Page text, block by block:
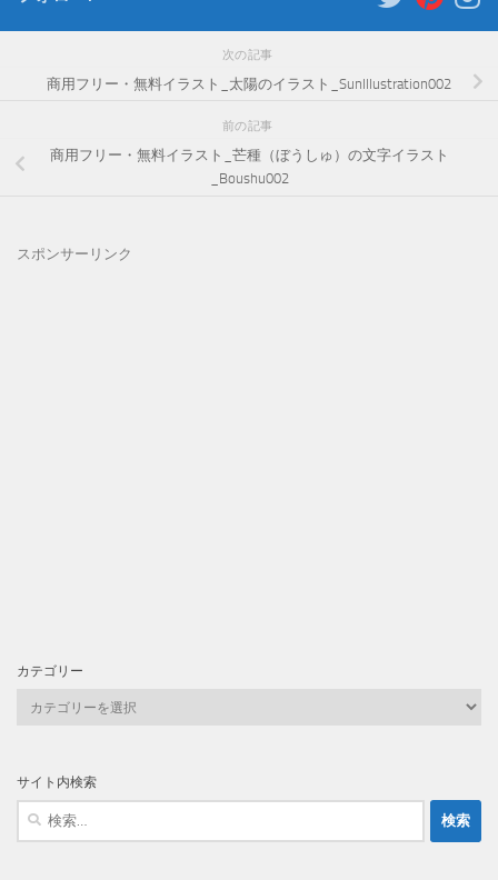
次の記事
商用フリー・無料イラスト_太陽のイラスト_SunIllustration002
前の記事
商用フリー・無料イラスト_芒種（ぼうしゅ）の文字イラスト
_Boushu002
スポンサーリンク
カテゴリー
ー
サイト内検索